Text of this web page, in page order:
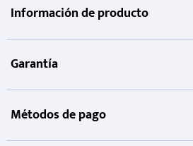
Información de producto
Garantía
Métodos de pago